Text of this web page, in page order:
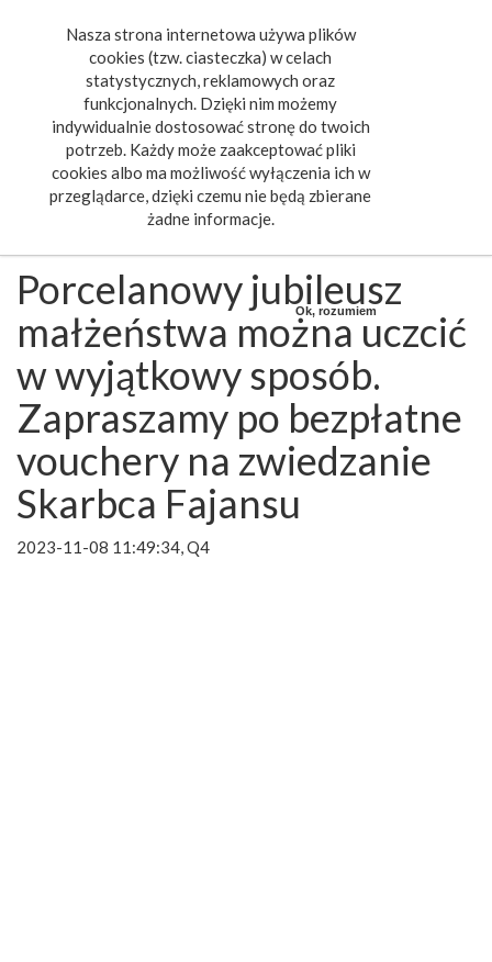
Nasza strona internetowa używa plików
cookies (tzw. ciasteczka) w celach
statystycznych, reklamowych oraz
funkcjonalnych. Dzięki nim możemy
indywidualnie dostosować stronę do twoich
potrzeb. Każdy może zaakceptować pliki
cookies albo ma możliwość wyłączenia ich w
przeglądarce, dzięki czemu nie będą zbierane
żadne informacje.
Ok, rozumiem
Porcelanowy jubileusz
małżeństwa można uczcić
w wyjątkowy sposób.
Zapraszamy po bezpłatne
vouchery na zwiedzanie
Skarbca Fajansu
2023-11-08 11:49:34, Q4